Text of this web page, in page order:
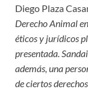
Diego Plaza
Derecho Animal
éticos y jurídicos
presentada.
además, una
de ciertos